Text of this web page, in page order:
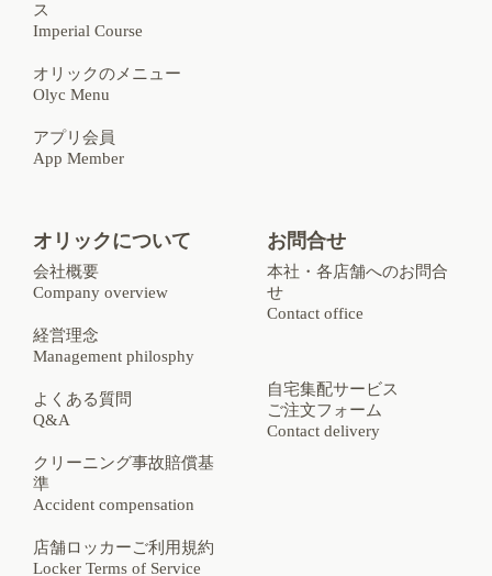
ス
Imperial Course
オリックのメニュー
Olyc Menu
アプリ会員
App Member
オリックについて
会社概要
Company overview
経営理念
Management philosphy
よくある質問
Q&A
クリーニング事故賠償基
準
Accident compensation
店舗ロッカーご利用規約
Locker Terms of Service
お問合せ
本社・各店舗へのお問合
せ
Contact office
自宅集配サービス
ご注文フォーム
Contact delivery